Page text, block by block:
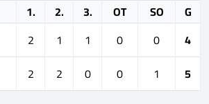
1. 2. 3. OT SO
G
2 1 1 0 0
4
2 2 0 0 1 5